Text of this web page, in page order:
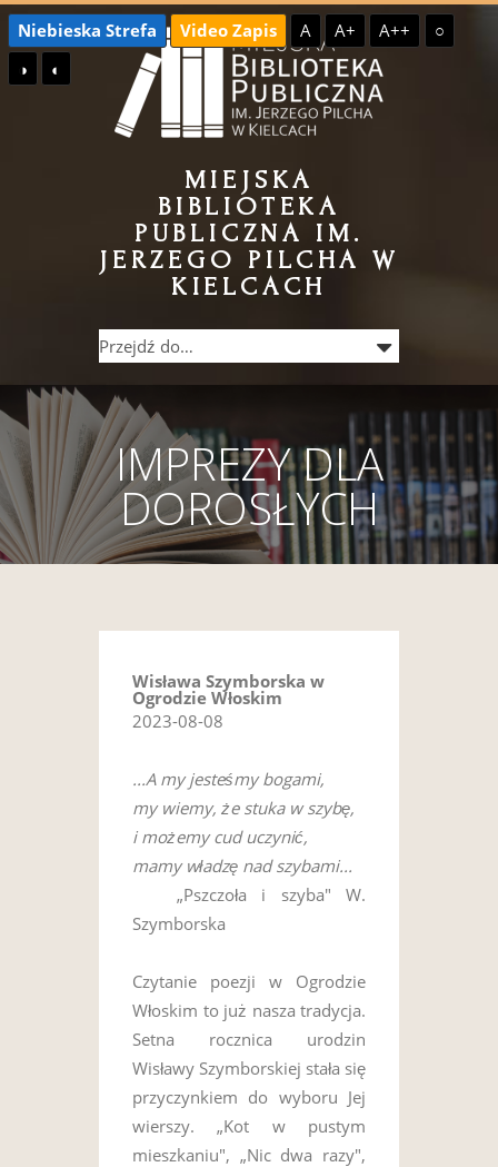
Przejdź
do
treści
Przejdź
do
menu
Niebieska Strefa Video Zapis A A+ A++
○
◑
◐
MIEJSKA
BIBLIOTEKA
PUBLICZNA IM.
JERZEGO PILCHA W
KIELCACH
IMPREZY DLA
DOROSŁYCH
Wisława Szymborska w
Ogrodzie Włoskim
2023-08-08
...A my jesteśmy bogami,
my wiemy, że stuka w szybę,
i możemy cud uczynić,
mamy władzę nad szybami...
„Pszczoła i szyba" W.
Szymborska
Czytanie poezji w Ogrodzie
Włoskim to już nasza tradycja.
Setna rocznica urodzin
Wisławy Szymborskiej stała się
przyczynkiem do wyboru Jej
wierszy. „Kot w pustym
mieszkaniu", „Nic dwa razy",